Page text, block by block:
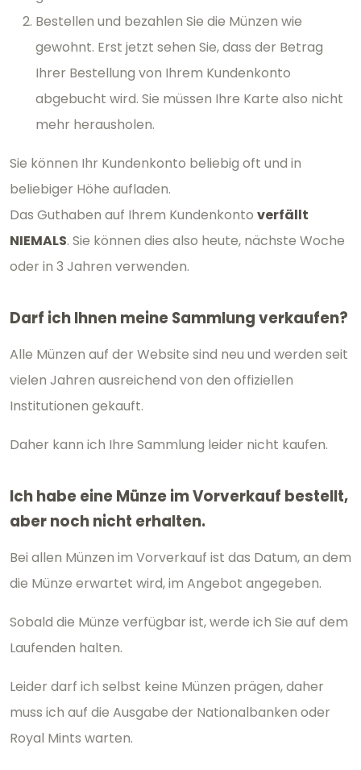
Bestellen und bezahlen Sie die Münzen wie
gewohnt. Erst jetzt sehen Sie, dass der Betrag
Ihrer Bestellung von Ihrem Kundenkonto
abgebucht wird. Sie müssen Ihre Karte also nicht
mehr herausholen.
Sie können Ihr Kundenkonto beliebig oft und in
beliebiger Höhe aufladen.
Das Guthaben auf Ihrem Kundenkonto verfällt
NIEMALS. Sie können dies also heute, nächste Woche
oder in 3 Jahren verwenden.
Darf ich Ihnen meine Sammlung verkaufen?
Alle Münzen auf der Website sind neu und werden seit
vielen Jahren ausreichend von den offiziellen
Institutionen gekauft.
Daher kann ich Ihre Sammlung leider nicht kaufen.
Ich habe eine Münze im Vorverkauf bestellt,
aber noch nicht erhalten.
Bei allen Münzen im Vorverkauf ist das Datum, an dem
die Münze erwartet wird, im Angebot angegeben.
Sobald die Münze verfügbar ist, werde ich Sie auf dem
Laufenden halten.
Leider darf ich selbst keine Münzen prägen, daher
muss ich auf die Ausgabe der Nationalbanken oder
Royal Mints warten.